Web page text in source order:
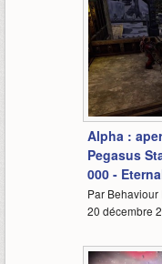
Alpha :
Pegasus
000 -
Par Behaviour
20 décembre